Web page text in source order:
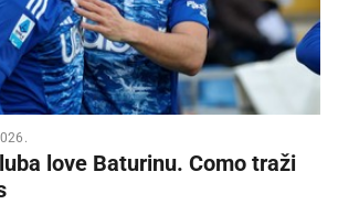
love Baturinu. Como traži